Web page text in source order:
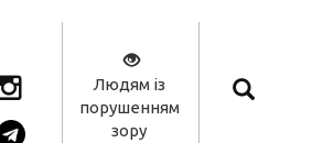
Людям із
порушенням
зору